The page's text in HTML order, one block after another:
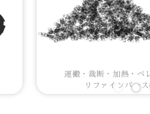
運搬・裁断・加熱・ペ
リファインバー